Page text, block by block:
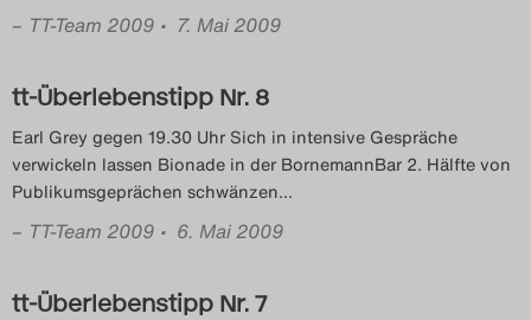
Das Theatertreffen-Blog
2025
Das Theatertreffen-Blog
Archiv
Impressum
Nutzungsbedingungen
– TT-Team 2009 • 7. Mai 2009
tt-Überlebenstipp Nr. 8
Earl Grey gegen 19.30 Uhr Sich in intensive Gespräche
verwickeln lassen Bionade in der BornemannBar 2. Hälfte von
Publikumsgeprächen schwänzen…
– TT-Team 2009 • 6. Mai 2009
tt-Überlebenstipp Nr. 7